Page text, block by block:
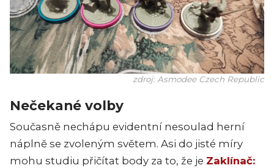
zdroj: Asmodee Czech Republic
Nečekané volby
Současně nechápu evidentní nesoulad herní
náplně se zvoleným světem. Asi do jisté míry
mohu studiu přičítat body za to, že je Zaklínač: